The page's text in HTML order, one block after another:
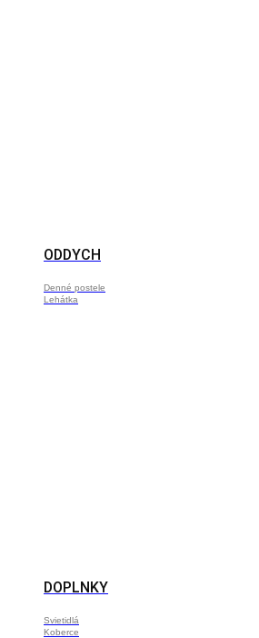
ODDYCH
Denné postele
Lehátka
DOPLNKY
Svietidlá
Koberce